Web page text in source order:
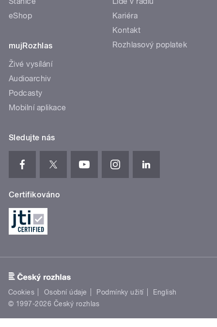
eShop
mujRozhlas
Živé vysílání
Audioarchiv
Podcasty
Mobilní aplikace
Kariéra
Kontakt
Rozhlasový poplatek
Sledujte nás
Certifikováno
Cookies Osobní údaje Podmínky užití
English
© 1997-2026 Český rozhlas